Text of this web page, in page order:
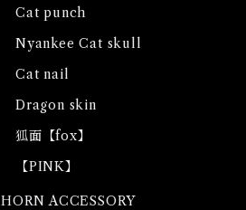
Cat punch
Nyankee Cat skull
Cat nail
Dragon skin
狐面【fox】
【PINK】
HORN ACCESSORY